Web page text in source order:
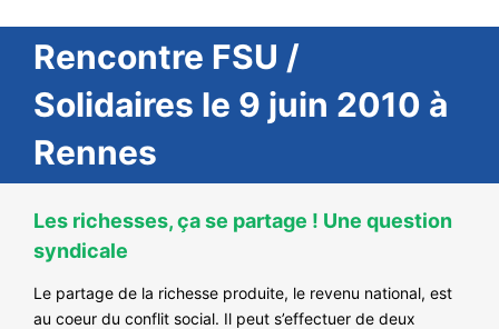
À LA UNE
THÉMATIQUES
LA VIE FÉDÉRALE
COMMUNIQUÉS
NOS ACTIONS
Rencontre FSU /
Solidaires le 9 juin 2010 à
Rennes
Les richesses, ça se partage ! Une question
syndicale
Le partage de la richesse produite, le revenu national, est
au coeur du conflit social. Il peut s’effectuer de deux